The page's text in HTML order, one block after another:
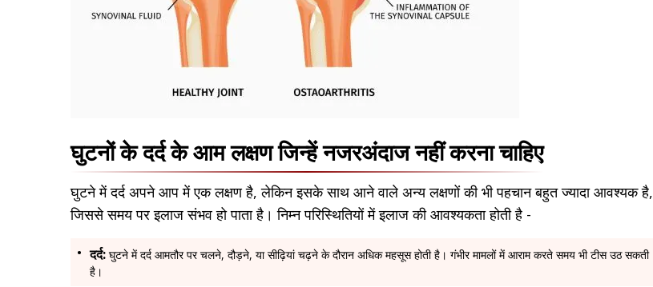
घुटनों के दर्द के आम लक्षण जिन्हें नजरअंदाज नहीं करना चाहिए
घुटने में दर्द अपने आप में एक लक्षण है, लेकिन इसके साथ आने वाले अन्य लक्षणों की भी पहचान बहुत ज्यादा आवश्यक है,
जिससे समय पर इलाज संभव हो पाता है। निम्न परिस्थितियों में इलाज की आवश्यकता होती है -
दर्द: घुटने में दर्द आमतौर पर चलने, दौड़ने, या सीढ़ियां चढ़ने के दौरान अधिक महसूस होती है। गंभीर मामलों में आराम करते समय भी टीस उठ सकती
है।